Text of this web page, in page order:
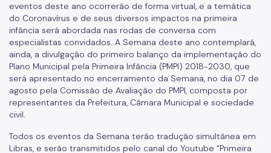
eventos deste ano ocorrerão de forma virtual, e a temática
do Coronavírus e de seus diversos impactos na primeira
infância será abordada nas rodas de conversa com
especialistas convidados. A Semana deste ano contemplará,
ainda, a divulgação do primeiro balanço da implementação do
Plano Municipal pela Primeira Infância (PMPI) 2018-2030, que
será apresentado no encerramento da Semana, no dia 07 de
agosto pela Comissão de Avaliação do PMPI, composta por
representantes da Prefeitura, Câmara Municipal e sociedade
civil.
Todos os eventos da Semana terão tradução simultânea em
Libras, e serão transmitidos pelo canal do Youtube “Primeira